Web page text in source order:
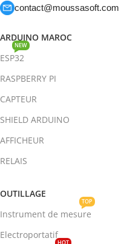
contact@moussasoft.com
ARDUINO MAROC
ESP32
NEW
RASPBERRY PI
CAPTEUR
SHIELD ARDUINO
AFFICHEUR
RELAIS
OUTILLAGE
Instrument de mesure
TOP
Electroportatif